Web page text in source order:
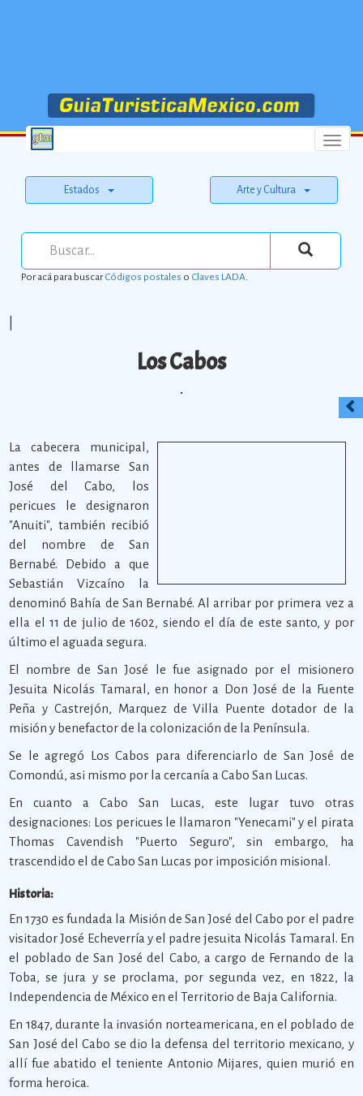
Menu
Estados Arte y Cultura
Por acá para buscarCódigos postales o Claves LADA.
Los Cabos
La cabecera municipal,
antes de llamarse San
José del Cabo, los
pericues le designaron
"Anuiti", también recibió
del nombre de San
Bernabé. Debido a que
Sebastián Vizcaíno la
denominó Bahía de San Bernabé. Al arribar por primera vez a
ella el 11 de julio de 1602, siendo el día de este santo, y por
último el aguada segura.
El nombre de San José le fue asignado por el misionero
Jesuita Nicolás Tamaral, en honor a Don José de la Fuente
Peña y Castrejón, Marquez de Villa Puente dotador de la
misión y benefactor de la colonización de la Península.
Se le agregó Los Cabos para diferenciarlo de San José de
Comondú, asi mismo por la cercanía a Cabo San Lucas.
En cuanto a Cabo San Lucas, este lugar tuvo otras
designaciones: Los pericues le llamaron "Yenecami" y el pirata
Thomas Cavendish "Puerto Seguro", sin embargo, ha
trascendido el de Cabo San Lucas por imposición misional.
Historia:
En 1730 es fundada la Misión de San José del Cabo por el padre
visitador José Echeverría y el padre jesuita Nicolás Tamaral. En
el poblado de San José del Cabo, a cargo de Fernando de la
Toba, se jura y se proclama, por segunda vez, en 1822, la
Independencia de México en el Territorio de Baja California.
En 1847, durante la invasión norteamericana, en el poblado de
San José del Cabo se dio la defensa del territorio mexicano, y
allí fue abatido el teniente Antonio Mijares, quien murió en
forma heroica.